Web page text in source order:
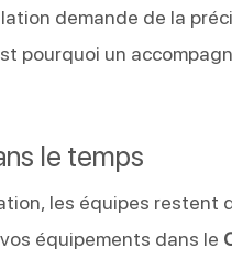
demande de la
pourquoi un
le temps
les équipes restent
équipements dans le